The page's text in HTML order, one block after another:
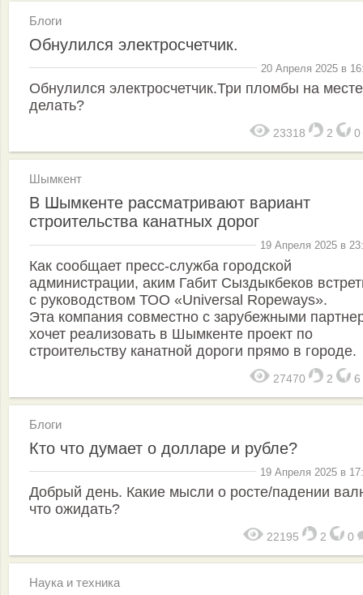
Блоги
Обнулился электросчетчик.
20 Апреля 2025 в
Обнулился электросчетчик.Три пломбы на
делать?
23318 2 0
Шымкент
В Шымкенте рассматривают вариант
строительства канатных дорог
19 Апреля 2025 в
Как сообщает пресс-служба городской
администрации, аким Габит Сыздыкбеков
с руководством ТОО «Universal Ropeways».
Эта компания совместно с зарубежными
хочет реализовать в Шымкенте проект по
строительству канатной дороги прямо в городе.
27470 2 6
Блоги
Кто что думает о долларе и рубле?
19 Апреля 2025 в
Добрый день. Какие мысли о росте/падении
что ожидать?
22195 2 0
Наука и техника